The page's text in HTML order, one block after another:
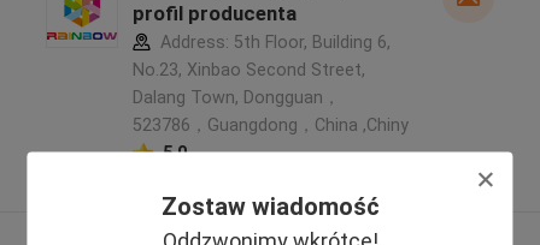
Zostaw wiadomość
Oddzwonimy wkrótce!
profil producenta
Address: 5th Floor, Building 6,
No.23, Xinbao Second Street,
Dalang Town, Dongguan，
523786，Guangdong，China ,Chiny
5.0